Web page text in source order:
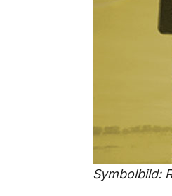
Symbolbild: